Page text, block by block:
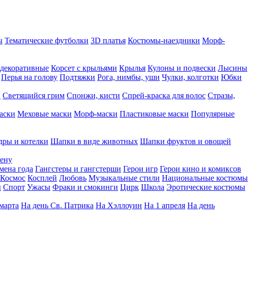
Тематические футболки 3D платья Костюмы-наездники Морф-
Корсет с крыльями Крылья Кулоны и подвески Лысины
Перья на голову Подтяжки Рога, нимбы, уши Чулки, колготки Юбки
Светящийся грим Спонжи, кисти Спрей-краска для волос Стразы,
Меховые маски Морф-маски Пластиковые маски Популярные
и котелки Шапки в виде животных Шапки фруктов и овощей
года Гангстеры и гангстерши Герои игр Герои кино и комиксов
Космос Косплей Любовь Музыкальные стили Национальные костюмы
Спорт Ужасы Фраки и смокинги Цирк Школа Эротические костюмы
На день Св. Патрика На Хэллоуин На 1 апреля На день